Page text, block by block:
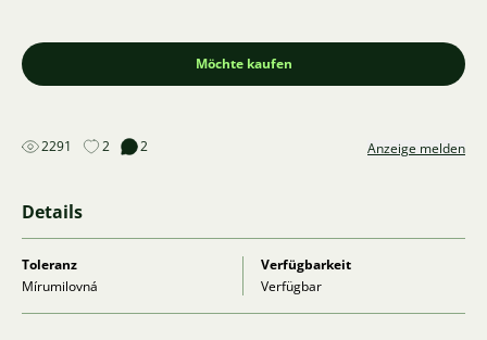
Möchte kaufen
2291 2 2 Anzeige melden
Details
Toleranz
Mírumilovná
Verfügbarkeit
Verfügbar